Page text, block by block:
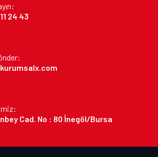
24 43
Cad. No : 80 İnegöl/Bursa